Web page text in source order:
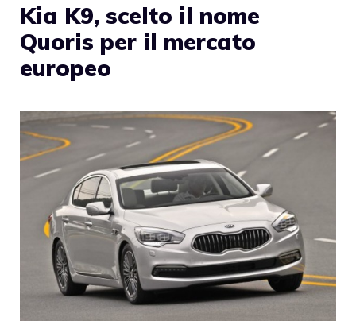
Kia K9, scelto il nome
Quoris per il mercato
europeo